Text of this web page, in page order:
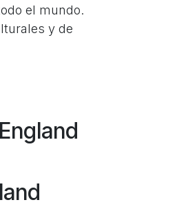
el mundo.
y de